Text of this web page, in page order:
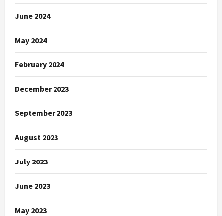
June 2024
May 2024
February 2024
December 2023
September 2023
August 2023
July 2023
June 2023
May 2023